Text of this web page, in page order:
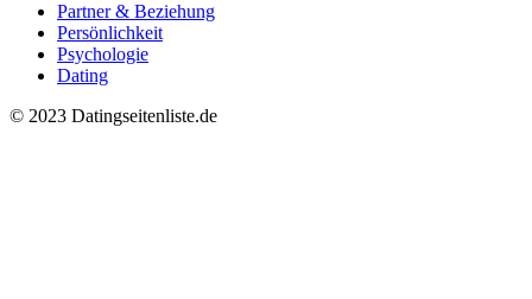
Partner & Beziehung
Persönlichkeit
Psychologie
Dating
© 2023 Datingseitenliste.de